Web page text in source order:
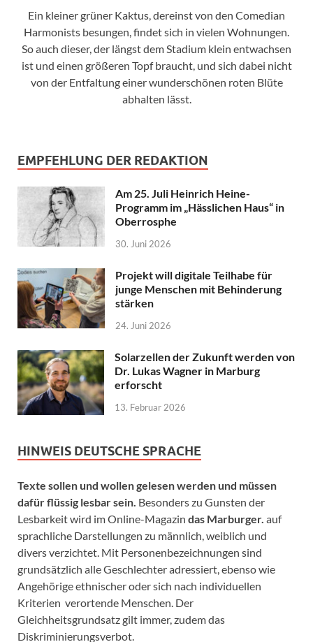
Ein kleiner grüner Kaktus, dereinst von den Comedian
Harmonists besungen, findet sich in vielen Wohnungen.
So auch dieser, der längst dem Stadium klein entwachsen
ist und einen größeren Topf braucht, und sich dabei nicht
von der Entfaltung einer wunderschönen roten Blüte
abhalten lässt.
EMPFEHLUNG DER REDAKTION
Am 25. Juli Heinrich Heine-
Programm im „Hässlichen Haus“ in
Oberrosphe
30. Juni 2026
Projekt will digitale Teilhabe für
junge Menschen mit Behinderung
stärken
24. Juni 2026
Solarzellen der Zukunft werden von
Dr. Lukas Wagner in Marburg
erforscht
13. Februar 2026
HINWEIS DEUTSCHE SPRACHE
Texte sollen und wollen gelesen werden und müssen
dafür flüssig lesbar sein. Besonders zu Gunsten der
Lesbarkeit wird im Online-Magazin das Marburger. auf
sprachliche Darstellungen zu männlich, weiblich und
divers verzichtet. Mit Personenbezeichnungen sind
grundsätzlich alle Geschlechter adressiert, ebenso wie
Angehörige ethnischer oder sich nach individuellen
Kriterien verortende Menschen. Der
Gleichheitsgrundsatz gilt immer, zudem das
Diskriminierungsverbot.